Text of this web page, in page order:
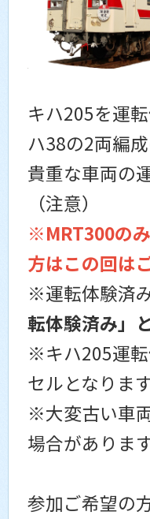
キハ205を運
ハ38の2両編
貴重な車両の
（注意）
※MRT300の
方はこの回は
※運転体験済
転体験済み」
※キハ205運
セルとなります
※大変古い車
場合があります
参加ご希望の